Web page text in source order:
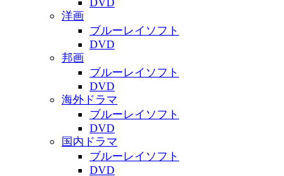
DVD
洋画
ブルーレイソフト
DVD
邦画
ブルーレイソフト
DVD
海外ドラマ
ブルーレイソフト
DVD
国内ドラマ
ブルーレイソフト
DVD